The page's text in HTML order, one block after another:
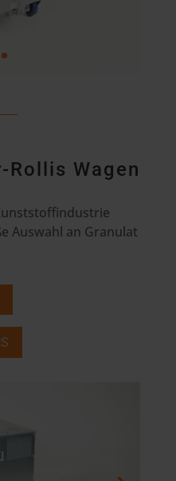
Rollis Wagen
Auswahl an Granulat